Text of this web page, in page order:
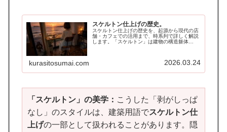
スケルトン仕上げの歴史。
スケルトン仕上げの歴史を、起源から現代の店
舗・カフェでの活用まで、時系列で詳しく解説
します。「スケルトン」は建物の構造躯体
kurasitosumai.com 2026.03.24
「スケルトン」の美学： こうした「剥がしっぱ
なし」のスタイルは、建築用語でスケルトン仕
上げの一部として扱われることがあります。隠